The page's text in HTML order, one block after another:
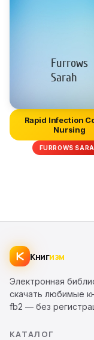
Rapid Infection
Nursing
FURROWS
Книгизм
Электронная
скачать любимые
fb2 — без
КАТАЛОГ